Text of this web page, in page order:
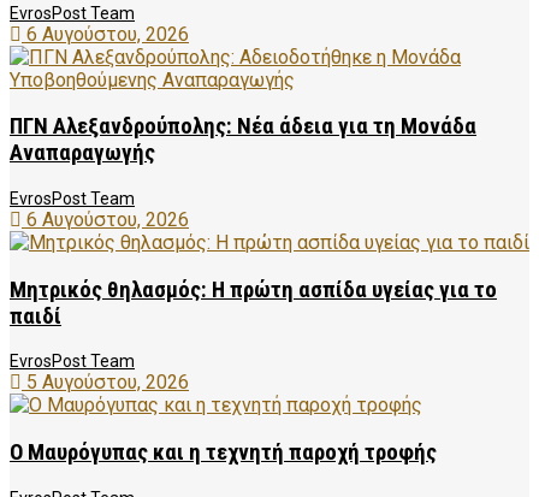
EvrosPost Team
6 Αυγούστου, 2026
ΠΓΝ Αλεξανδρούπολης: Νέα άδεια για τη Μονάδα
Αναπαραγωγής
EvrosPost Team
6 Αυγούστου, 2026
Μητρικός θηλασμός: Η πρώτη ασπίδα υγείας για το
παιδί
EvrosPost Team
5 Αυγούστου, 2026
Ο Μαυρόγυπας και η τεχνητή παροχή τροφής